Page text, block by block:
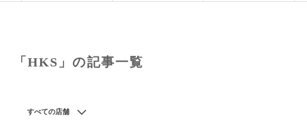
「HKS」の記事一覧
すべての店舗